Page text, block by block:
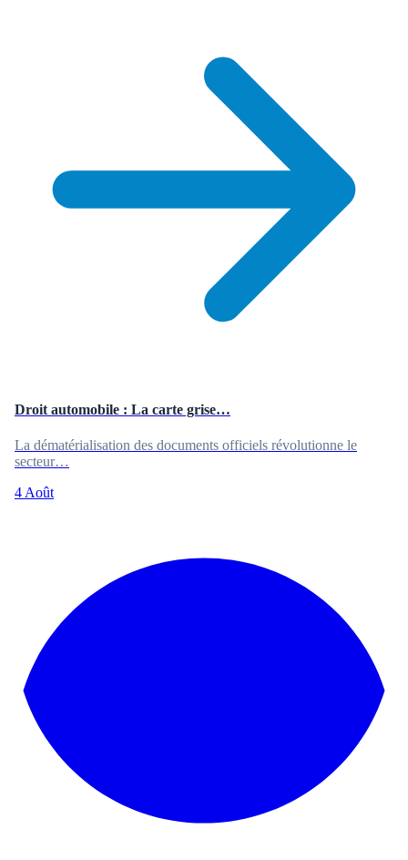
Droit automobile : La carte grise…
La dématérialisation des documents officiels révolutionne le
secteur…
4 Août